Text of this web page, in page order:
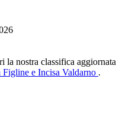
la nostra classifica aggiornata
e Incisa Valdarno .